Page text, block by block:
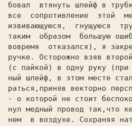
бовал  втянуть шлейф в
все  сопротивление  этой
извивающуюся,  гнущуюся
таким  образом  большую
вовремя  отказался), я
ручке. Осторожно взяв
(с пайкой) в одну руку (при
ный шлейф, в этом месте
раться,приняв векторно
- о которой не стоит
нул медный провод так,что
нем  в воздухе. Сохраняя